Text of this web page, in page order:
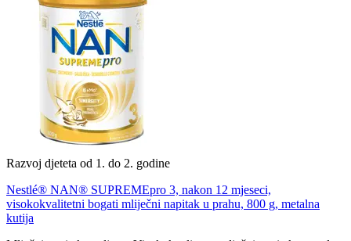
Razvoj djeteta od 1. do 2. godine
Nestlé® NAN® SUPREMEpro 3, nakon 12 mjeseci,
visokokvalitetni bogati mliječni napitak u prahu, 800 g, metalna
kutija